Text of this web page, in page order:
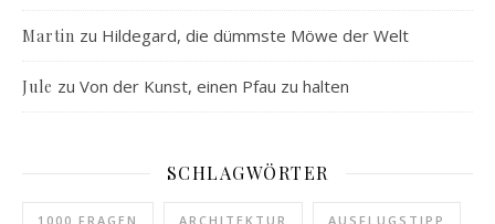
Martin zu Hildegard, die dümmste Möwe der Welt
Jule zu Von der Kunst, einen Pfau zu halten
SCHLAGWÖRTER
1000 FRAGEN ARCHITEKTUR AUSFLUGSTIPP